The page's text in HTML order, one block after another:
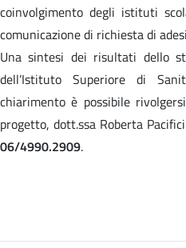
coinvolgimento degli istituti
comunicazione di richiesta di
Una sintesi dei risultati dello
dell’Istituto Superiore di
chiarimento è possibile
progetto, dott.ssa Roberta
06/4990.2909.